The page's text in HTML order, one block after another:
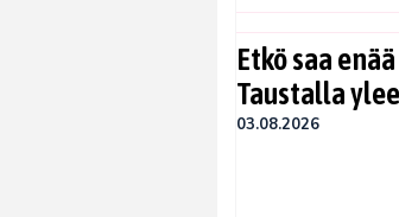
Etkö saa
Taustalla
03.08.2026